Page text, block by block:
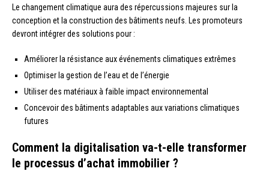
Le changement climatique aura des répercussions majeures sur la
conception et la construction des bâtiments neufs. Les promoteurs
devront intégrer des solutions pour :
Améliorer la résistance aux événements climatiques extrêmes
Optimiser la gestion de l’eau et de l’énergie
Utiliser des matériaux à faible impact environnemental
Concevoir des bâtiments adaptables aux variations climatiques
futures
Comment la digitalisation va-t-elle transformer
le processus d’achat immobilier ?